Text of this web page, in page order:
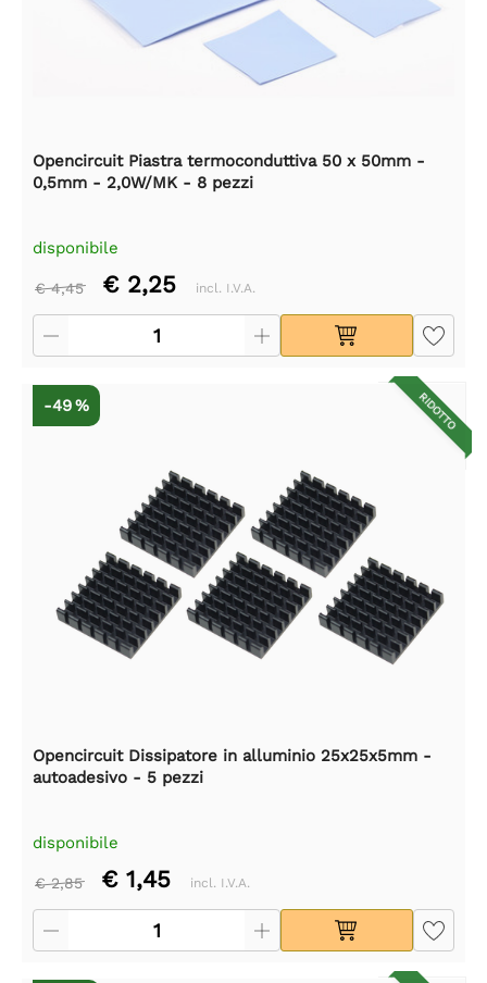
Opencircuit Piastra termoconduttiva 50 x 50mm -
0,5mm - 2,0W/MK - 8 pezzi
disponibile
€ 4,45 € 2,25 incl. I.V.A.
RIDOTTO
-49 %
Opencircuit Dissipatore in alluminio 25x25x5mm -
autoadesivo - 5 pezzi
disponibile
€ 2,85 € 1,45 incl. I.V.A.